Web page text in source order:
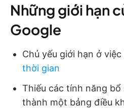
Những giới hạn
Google
Chủ yếu giới hạn ở việc
thời gian
Thiếu các tính năng
thành một bảng điều